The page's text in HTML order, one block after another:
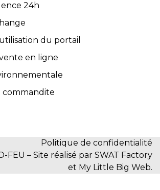
24h
du portail
en ligne
commandite
Politique de confidentialité
FEU – Site réalisé par SWAT Factory
et My Little Big Web.